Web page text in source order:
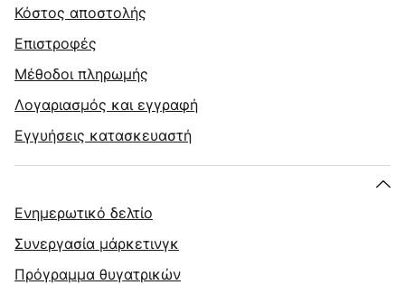
Κόστος αποστολής
Επιστροφές
Μέθοδοι πληρωμής
Λογαριασμός και εγγραφή
Εγγυήσεις κατασκευαστή
Ενημερωτικό δελτίο
Συνεργασία μάρκετινγκ
Πρόγραμμα θυγατρικών